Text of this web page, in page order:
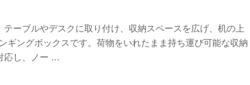
ーブルやデスクに取り付け、収納スペースを広げ、机の上
ギングボックスです。荷物をいれたまま持ち運び可能な収納
応し、ノー ...